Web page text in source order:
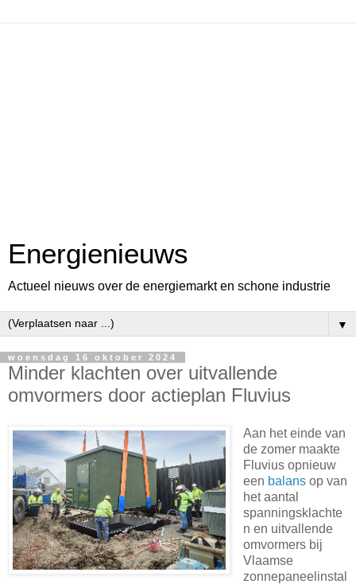
Energienieuws
Actueel nieuws over de energiemarkt en schone industrie
▼
woensdag 16 oktober 2024
Minder klachten over uitvallende
omvormers door actieplan Fluvius
Aan het einde van
de zomer maakte
Fluvius opnieuw
een balansop van
het aantal
spanningsklachte
n en uitvallende
omvormers bij
Vlaamse
zonnepaneelinstal